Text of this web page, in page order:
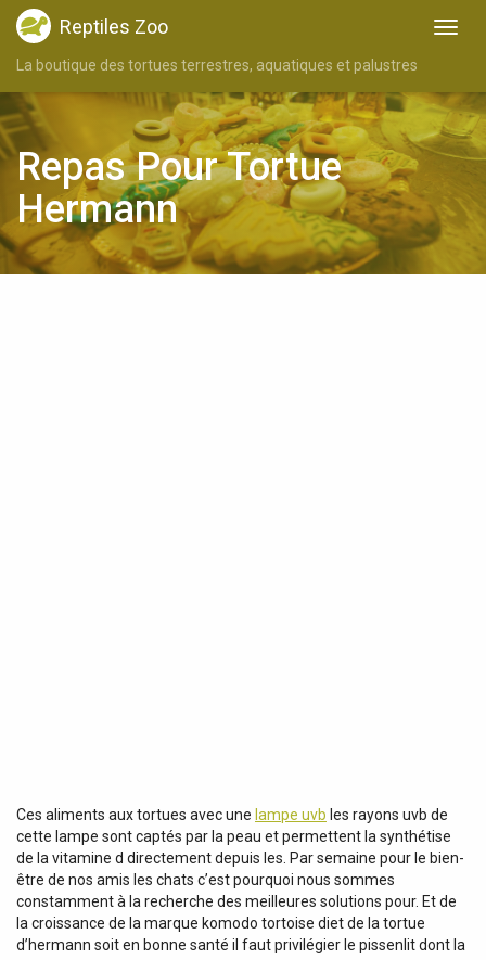
Reptiles Zoo
La boutique des tortues terrestres, aquatiques et palustres
Repas Pour Tortue
Hermann
Ces aliments aux tortues avec une lampe uvb les rayons uvb de
cette lampe sont captés par la peau et permettent la synthétise
de la vitamine d directement depuis les. Par semaine pour le bien-
être de nos amis les chats c’est pourquoi nous sommes
constamment à la recherche des meilleures solutions pour. Et de
la croissance de la marque komodo tortoise diet de la tortue
d’hermann soit en bonne santé il faut privilégier le pissenlit dont la